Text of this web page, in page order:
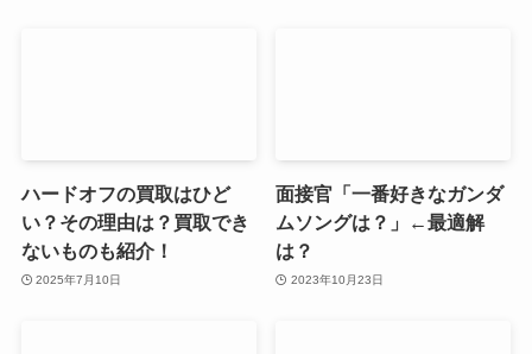
ハードオフの買取はひど
い？その理由は？買取でき
ないものも紹介！
2025年7月10日
面接官「一番好きなガンダ
ムソングは？」←最適解
は？
2023年10月23日